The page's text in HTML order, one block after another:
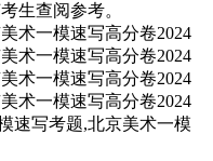
生查阅参考。
速写考题,北京美术一模